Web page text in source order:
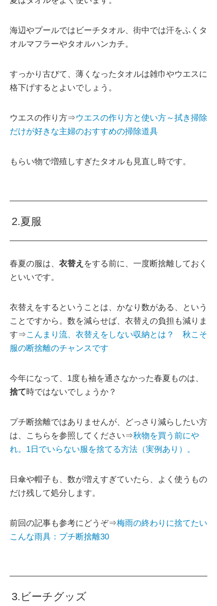
海辺やプールではビーチタオル、街中では汗をふくタ
オルマフラーやタオルハンカチ。
すっかり古びて、薄くなったタオルは雑巾やウエスに
格下げするとよいでしょう。
ウエスの作り方⇒ウエスの作り方と使い方～拭き掃除
だけが好きな主婦のおすすめの掃除道具
もらい物で増殖しすぎたタオルも見直し時です。
2.夏服
春夏の服は、 衣替え をする前に、一度断捨離しておく
といいです。
衣替えをするということは、かなり数がある、という
ことですから。数を減らせば、衣替えの負担も減りま
す⇒こんまり流、衣替えをしない収納とは？ 秋こそ
服の断捨離のチャンスです
今年になって、1度も袖を通さなかった春夏ものは、
捨て時ではないでしょうか？
プチ断捨離ではありませんが、どっさり減らしたい方
は、こちらを参照してください⇒秋物を買う前にや
れ。1日でいらない服を捨てる方法（実例あり）。
日傘や帽子も、数が増えすぎていたら、よく使うもの
だけ残して処分します。
前回の記事も参考にどうぞ⇒梅雨の終わりに捨てたい
こんな雨具：プチ断捨離30
3.ビーチグッズ